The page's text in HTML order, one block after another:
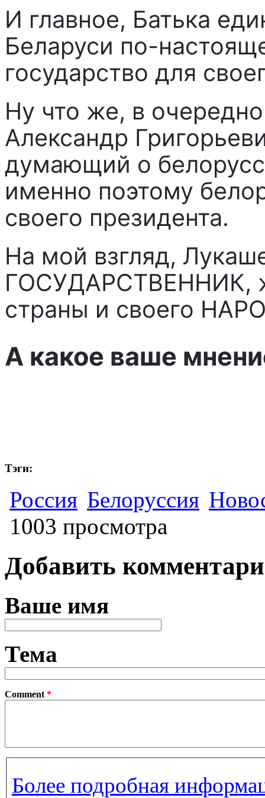
И главное, Батька
Беларуси по-
государство для
Ну что же, в
Александр
думающий о
именно поэтому
своего президента.
На мой взгляд,
ГОСУДАРСТВЕННИК,
страны и своего
А какое ваше
Тэги:
Россия Белоруссия
1003 просмотра
Добавить
Ваше имя
Тема
Comment *
Более подробная